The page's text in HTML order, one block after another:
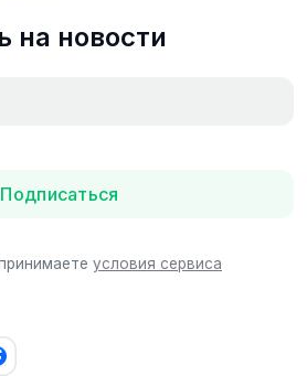
на новости
Подписаться
условия сервиса